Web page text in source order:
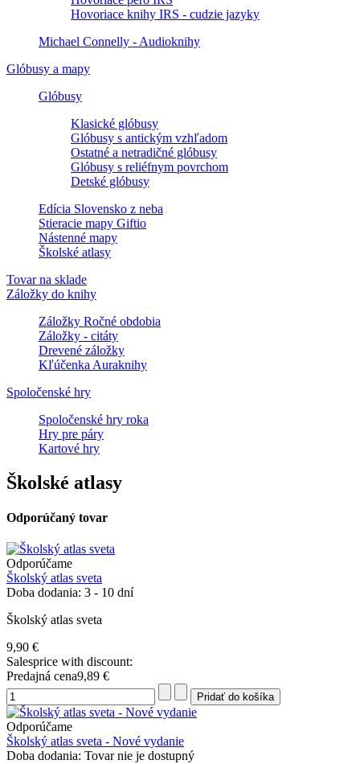
Hovoriace knihy IRS - cudzie jazyky
Michael Connelly - Audioknihy
Glóbusy a mapy
Glóbusy
Klasické glóbusy
Glóbusy s antickým vzhľadom
Ostatné a netradičné glóbusy
Glóbusy s reliéfnym povrchom
Detské glóbusy
Edícia Slovensko z neba
Stieracie mapy Giftio
Nástenné mapy
Školské atlasy
Tovar na sklade
Záložky do knihy
Záložky Ročné obdobia
Záložky - citáty
Drevené záložky
Kľúčenka Auraknihy
Spoločenské hry
Spoločenské hry roka
Hry pre páry
Kartové hry
Školské atlasy
Odporúčaný tovar
Odporúčame
Školský atlas sveta
Doba dodania: 3 - 10 dní
Školský atlas sveta
9,90 €
Salesprice with discount:
Predajná cena9,89 €
Odporúčame
Školský atlas sveta - Nové vydanie
Doba dodania: Tovar nie je dostupný